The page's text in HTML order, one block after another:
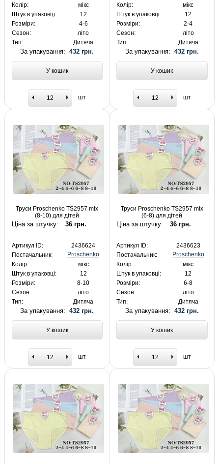
Колір:
мікс
Штук в упаковці:
12
Розміри:
4-6
Сезон:
літо
Тип:
Дитяча
За упакування:432 грн.
У кошик
шт
Колір:
мікс
Штук в упаковці:
12
Розміри:
2-4
Сезон:
літо
Тип:
Дитяча
За упакування: 432 грн.
У кошик
шт
Труси Proschenko TS2957 mix
(8-10) для дітей
Ціна за штучку: 36 грн.
Артикул ID:
2436624
Постачальник:
Proschenko
Колір:
мікс
Штук в упаковці:
12
Розміри:
8-10
Сезон:
літо
Тип:
Дитяча
За упакування:432 грн.
У кошик
шт
Труси Proschenko TS2957 mix
(6-8) для дітей
Ціна за штучку: 36 грн.
Артикул ID:
2436623
Постачальник:
Proschenko
Колір:
мікс
Штук в упаковці:
12
Розміри:
6-8
Сезон:
літо
Тип:
Дитяча
За упакування: 432 грн.
У кошик
шт